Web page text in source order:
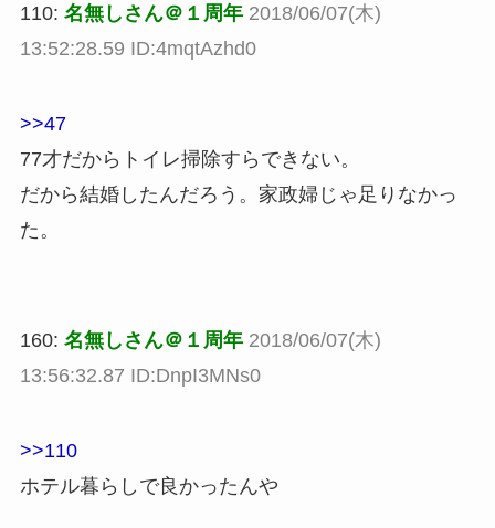
110: 名無しさん＠１周年 2018/06/07(木)
13:52:28.59 ID:4mqtAzhd0
>>47
77才だからトイレ掃除すらできない。
だから結婚したんだろう。家政婦じゃ足りなかっ
た。
160: 名無しさん＠１周年 2018/06/07(木)
13:56:32.87 ID:DnpI3MNs0
>>110
ホテル暮らしで良かったんや